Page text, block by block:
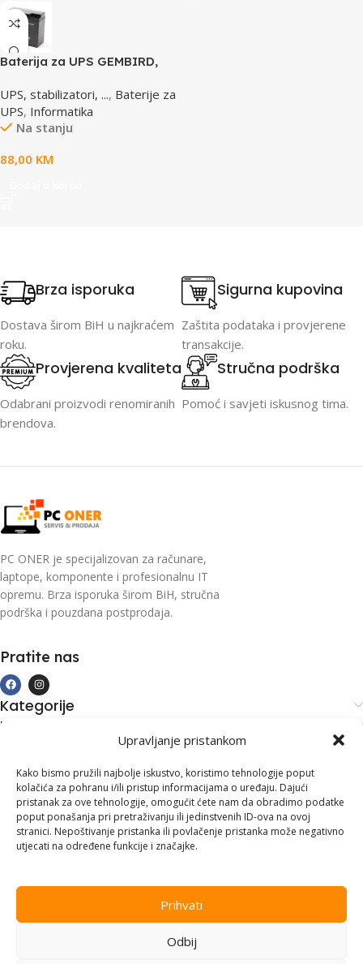
Upravljanje pristankom
Kako bismo pružili najbolje iskustvo, koristimo tehnologije poput
kolačića za pohranu i/ili pristup informacijama o uređaju. Dajući
pristanak za ove tehnologije, omogućit ćete nam da obradimo podatke
poput ponašanja pri pretraživanju ili jedinstvenih ID-ova na ovoj
stranici. Nepoštivanje pristanka ili povlačenje pristanka može negativno
utjecati na određene funkcije i značajke.
Prihvati
Odbij
Baterija za UPS GEMBIRD,
UPS, stabilizatori, ..., Baterije za
UPS, Informatika
Na stanju
88,00 KM
Brza isporuka
Dostava širom BiH u najkraćem
roku.
Sigurna kupovina
Zaštita podataka i provjerene
transakcije.
Provjerena kvaliteta
Odabrani proizvodi renomiranih
brendova.
Stručna podrška
Pomoć i savjeti iskusnog tima.
PC ONER je specijalizovan za računare,
laptope, komponente i profesionalnu IT
opremu. Brza isporuka širom BiH, stručna
podrška i pouzdana postprodaja.
Pratite nas
Kategorije
Kupovina i podrška
Kontakt informacije
Branilaca Bosne, 75 300 Lukavac
+387 35 555 999
info@pconer.ba